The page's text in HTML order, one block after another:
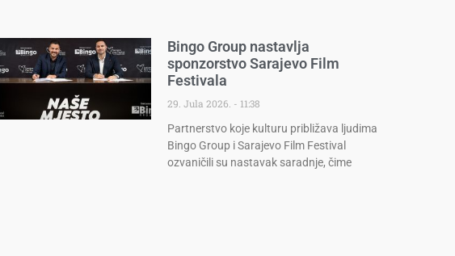
Bingo Group nastavlja
sponzorstvo Sarajevo Film
Festivala
29. Jula 2026.
11:38
Partnerstvo koje kulturu približava ljudima
Bingo Group i Sarajevo Film Festival
ozvaničili su nastavak saradnje, čime